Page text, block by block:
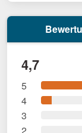
4,7
5
4
3
2